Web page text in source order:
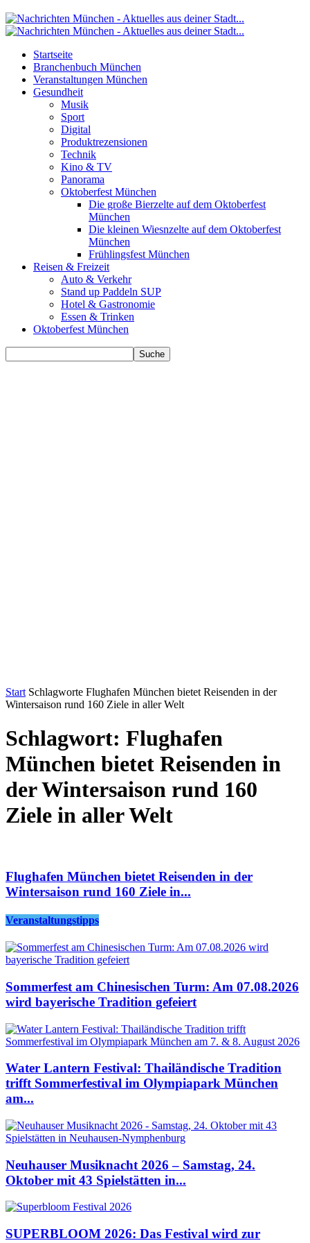
Startseite
Branchenbuch München
Veranstaltungen München
Gesundheit
Musik
Sport
Digital
Produktrezensionen
Technik
Kino & TV
Panorama
Oktoberfest München
Die große Bierzelte auf dem Oktoberfest
München
Die kleinen Wiesnzelte auf dem Oktoberfest
München
Frühlingsfest München
Reisen & Freizeit
Auto & Verkehr
Stand up Paddeln SUP
Hotel & Gastronomie
Essen & Trinken
Oktoberfest München
Start Schlagworte Flughafen München bietet Reisenden in der
Wintersaison rund 160 Ziele in aller Welt
Schlagwort: Flughafen
München bietet Reisenden in
der Wintersaison rund 160
Ziele in aller Welt
Flughafen München bietet Reisenden in der
Wintersaison rund 160 Ziele in...
Veranstaltungstipps
Sommerfest am Chinesischen Turm: Am 07.08.2026
wird bayerische Tradition gefeiert
Water Lantern Festival: Thailändische Tradition
trifft Sommerfestival im Olympiapark München
am...
Neuhauser Musiknacht 2026 – Samstag, 24.
Oktober mit 43 Spielstätten in...
SUPERBLOOM 2026: Das Festival wird zur